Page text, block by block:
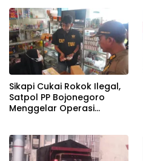
Sikapi Cukai Rokok Ilegal,
Satpol PP Bojonegoro
Menggelar Operasi